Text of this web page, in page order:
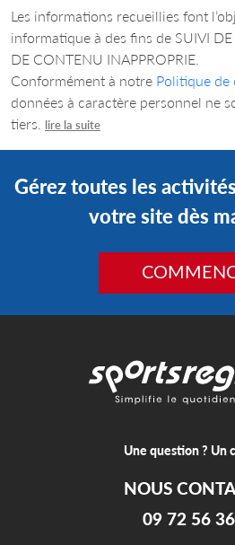
Les informations recueillies font
informatique à des fins de SUIVI
DE CONTENU INAPPROPRIE.
Conformément à notre Politique
données à caractère personnel ne
tiers.
lire la suite
Gérez toutes les
votre site dès
Une question ? Un
NOUS
09 72 56